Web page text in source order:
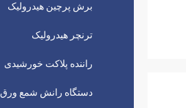
برش پرچین هیدرولیک
ترنچر هیدرولیک
راننده پلاکت خورشیدی
دستگاه رانش شمع ورق